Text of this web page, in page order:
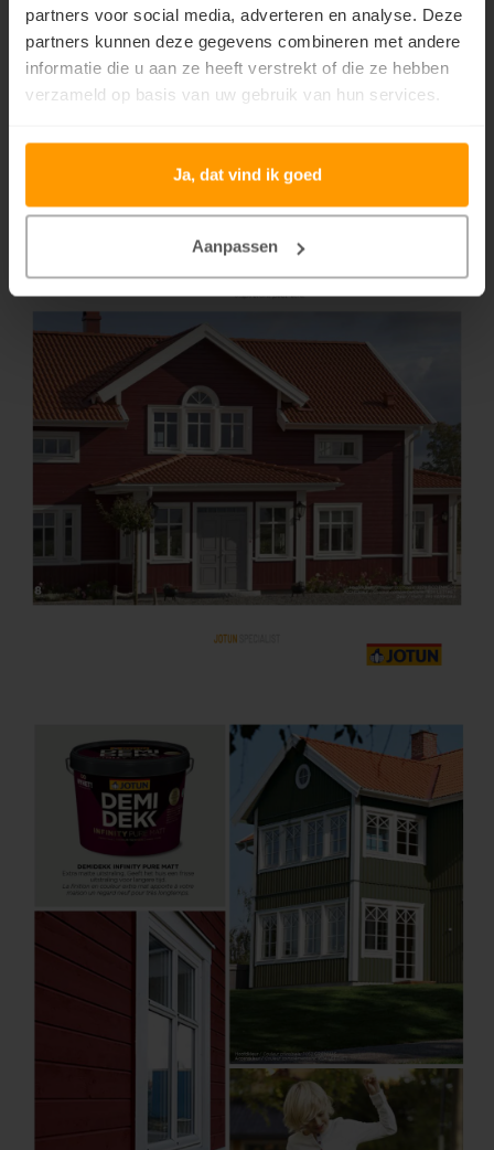
partners voor social media, adverteren en analyse. Deze
partners kunnen deze gegevens combineren met andere
informatie die u aan ze heeft verstrekt of die ze hebben
verzameld op basis van uw gebruik van hun services.
Ja, dat vind ik goed
Aanpassen